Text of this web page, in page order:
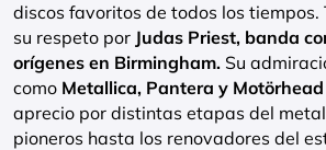
discos favoritos de todos los
su respeto por Judas Priest, banda
orígenes en Birmingham. Su
como Metallica, Pantera y Motörhead
aprecio por distintas etapas del
pioneros hasta los renovadores del